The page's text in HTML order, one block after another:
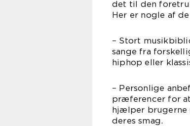
det til den
Her er nogle af
– Stort
sange fra
hiphop eller
– Personlige
præferencer for
hjælper brugerne
deres smag.